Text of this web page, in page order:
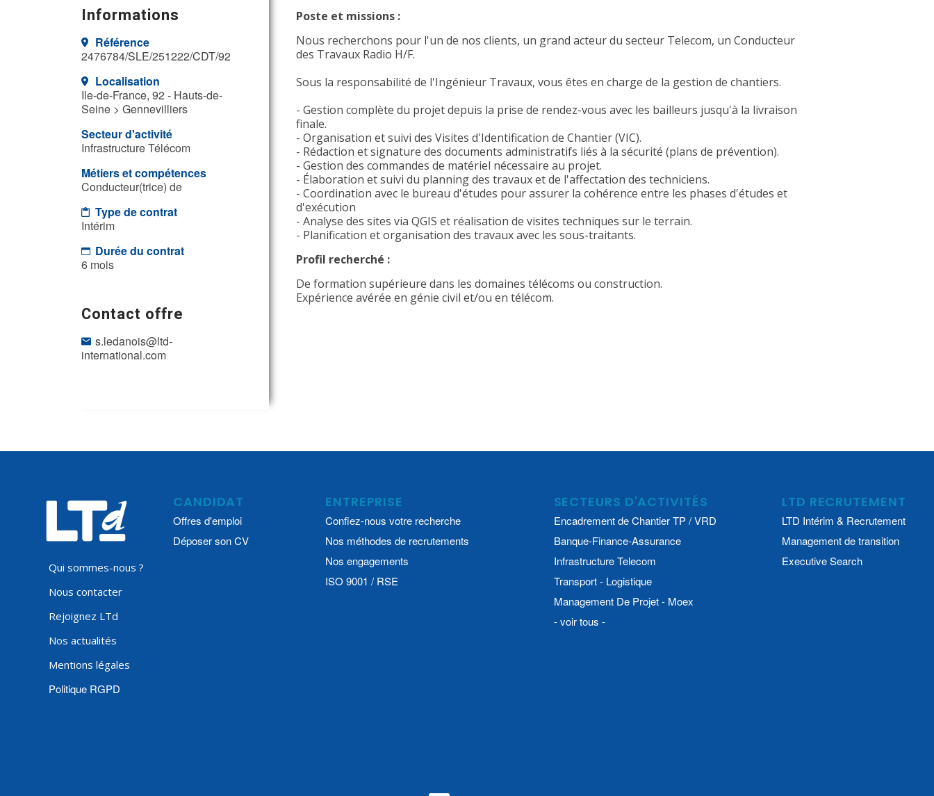
Informations
Référence
2476784/SLE/251222/CDT/92
Localisation
Ile-de-France, 92 - Hauts-de-
Seine > Gennevilliers
Secteur d'activité
Infrastructure Télécom
Métiers et compétences
Conducteur(trice) de
Type de contrat
Intérim
Durée du contrat
6 mois
Contact offre
s.ledanois@ltd-
international.com
Poste et missions :
Nous recherchons pour l'un de nos clients, un grand acteur du secteur Telecom, un Conducteur
des Travaux Radio H/F.
Sous la responsabilité de l'Ingénieur Travaux, vous êtes en charge de la gestion de chantiers.
- Gestion complète du projet depuis la prise de rendez-vous avec les bailleurs jusqu'à la livraison
finale.
- Organisation et suivi des Visites d'Identification de Chantier (VIC).
- Rédaction et signature des documents administratifs liés à la sécurité (plans de prévention).
- Gestion des commandes de matériel nécessaire au projet.
- Élaboration et suivi du planning des travaux et de l'affectation des techniciens.
- Coordination avec le bureau d'études pour assurer la cohérence entre les phases d'études et
d'exécution
- Analyse des sites via QGIS et réalisation de visites techniques sur le terrain.
- Planification et organisation des travaux avec les sous-traitants.
Profil recherché :
De formation supérieure dans les domaines télécoms ou construction.
Expérience avérée en génie civil et/ou en télécom.
Qui sommes-nous ?
Nous contacter
Rejoignez LTd
Nos actualités
Mentions légales
Politique RGPD
CANDIDAT
Offres d'emploi
Déposer son CV
ENTREPRISE
Confiez-nous votre recherche
Nos méthodes de recrutements
Nos engagements
ISO 9001 / RSE
SECTEURS D'ACTIVITÉS
Encadrement de Chantier TP / VRD
Banque-Finance-Assurance
Infrastructure Telecom
Transport - Logistique
Management De Projet - Moex
- voir tous -
LTD RECRUTEMENT
LTD Intérim & Recrutement
Management de transition
Executive Search